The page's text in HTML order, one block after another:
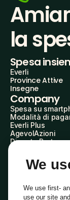
la
Spesa
Everli
Province Attive
Insegne
Company
Spesa su
Modalità di
Everli Plus
AgevolAzioni
Diventa Partner
Everli Shoppers
About Us
Everli News
Domande
We
We use first-
use our site